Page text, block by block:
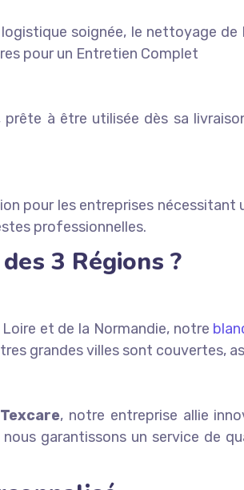
soignée, le nettoyage
pour un Entretien Complet
à être utilisée dès sa
pour les entreprises
professionnelles.
3 Régions ?
et de la Normandie, notre
grandes villes sont couvertes,
Texcare, notre entreprise allie
nous garantissons un service de